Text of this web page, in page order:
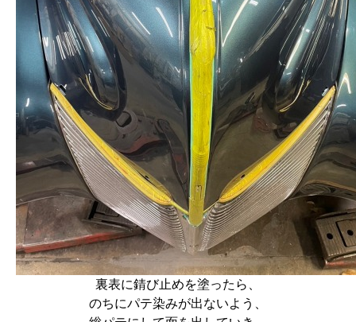
裏表に錆び止めを塗ったら、
のちにパテ染みが出ないよう、